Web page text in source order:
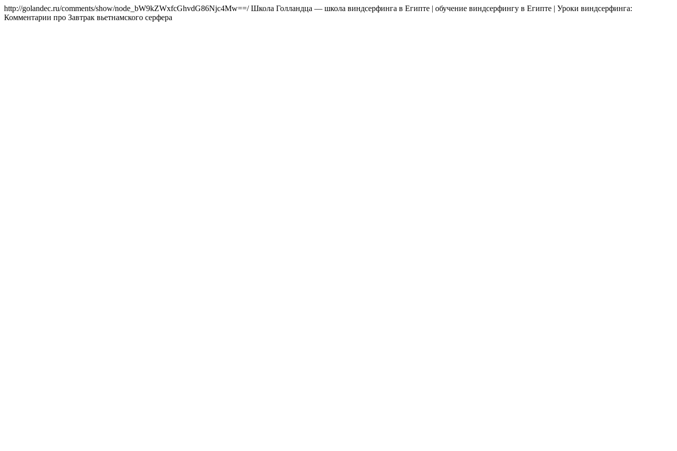
http://golandec.ru/comments/show/node_bW9kZWxfcGhvdG86Njc4Mw==/Школа Голландца — школа виндсерфинга в Египте | обучение виндсерфингу в Египте | Уроки виндсерфинга:
Комментарии про Завтрак вьетнамского серфера